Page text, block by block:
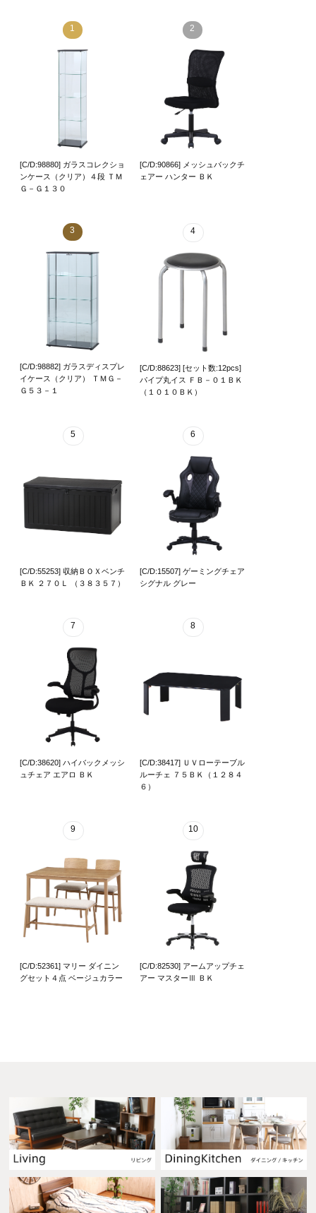
1
[C/D:98880] ガラスコレクショ
ンケース（クリア）４段 ＴＭ
Ｇ－Ｇ１３０
2
[C/D:90866] メッシュバックチ
ェアー ハンター ＢＫ
3
[C/D:98882] ガラスディスプレ
イケース（クリア） ＴＭＧ－
Ｇ５３－１
4
[C/D:88623] [セット数:12pcs]
パイプ丸イス ＦＢ－０１ＢＫ
（１０１０ＢＫ）
5
[C/D:55253] 収納ＢＯＸベンチ
ＢＫ ２７０Ｌ （３８３５７）
6
[C/D:15507] ゲーミングチェア
シグナル グレー
7
[C/D:38620] ハイバックメッシ
ュチェア エアロ ＢＫ
8
[C/D:38417] ＵＶローテーブル
ルーチェ ７５ＢＫ（１２８４
６）
9
[C/D:52361] マリー ダイニン
グセット４点 ベージュカラー
10
[C/D:82530] アームアップチェ
アー マスターⅢ ＢＫ